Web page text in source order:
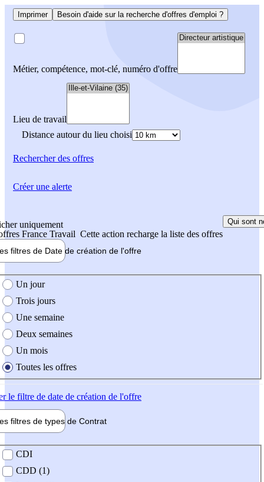
Imprimer Besoin d'aide sur la recherche d'offres d'emploi ?
Métier, compétence, mot-clé, numéro d'offre
Lieu de travail
Distance autour du lieu choisi
Rechercherdes offres
uniquement
France Travail Cette action recharge la liste des offres
Qui sont
filtres de Date de création de l'offre
création de l'offre
Un jour
Trois jours
Une semaine
Deux semaines
Un mois
Toutes les offres
le filtre de date de création de l'offre
filtres de types de Contrat
contrat
CDI
CDD (1)
Créer une alerte